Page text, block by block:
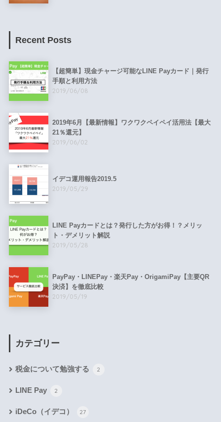
Recent Posts
【超簡単】現金チャージ可能なLINE Payカード｜発行
手順と利用方法
2019/06/08
2019年6月【最新情報】ワクワクペイペイ活用法【最大
21％還元】
2019/06/02
イデコ運用報告2019.5
2019/05/29
LINE Payカードとは？発行した方がお得！？メリッ
ト・デメリット解説
2019/05/28
PayPay・LINEPay・楽天Pay・OrigamiPay【主要QR
決済】を徹底比較
2019/05/19
カテゴリー
税金について勉強する 2
LINE Pay 2
iDeCo（イデコ） 27